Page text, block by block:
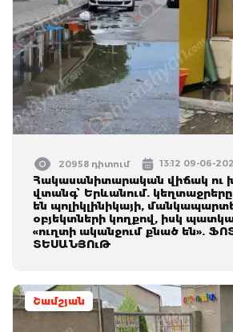
20958 դիտում 13:12 09-06-
Հակասանիտարական վիճակ ու
վտանգ՝ Երևանում.
են պոլիկլինիկայի,
օբյեկտների կողքով, իսկ
«ուղտի ականջում քնած են».
ՏԵՍԱՆՅՈւԹ
Շամշյան